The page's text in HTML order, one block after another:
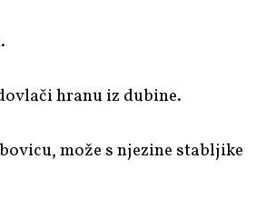
hranu iz dubine.
može s njezine stabljike